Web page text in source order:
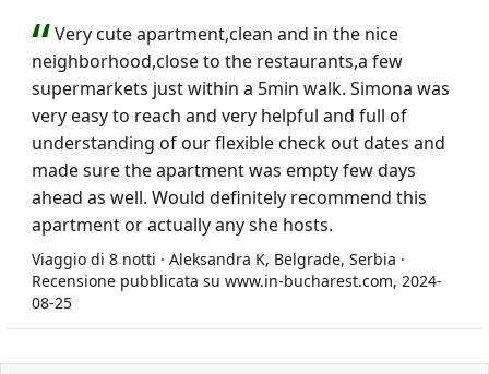
Very cute apartment,clean and in the nice
neighborhood,close to the restaurants,a few
supermarkets just within a 5min walk. Simona was
very easy to reach and very helpful and full of
understanding of our flexible check out dates and
made sure the apartment was empty few days
ahead as well. Would definitely recommend this
apartment or actually any she hosts.
Viaggio di 8 notti · Aleksandra K, Belgrade, Serbia ·
Recensione pubblicata su www.in-bucharest.com, 2024-
08-25